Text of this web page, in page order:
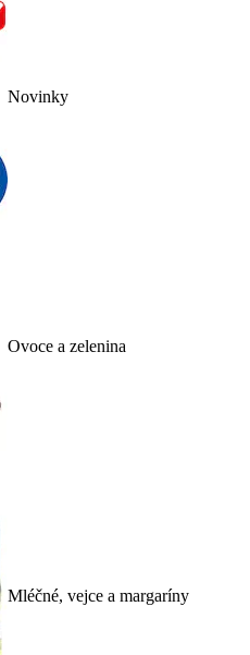
Novinky
Ovoce a zelenina
Mléčné, vejce a margaríny